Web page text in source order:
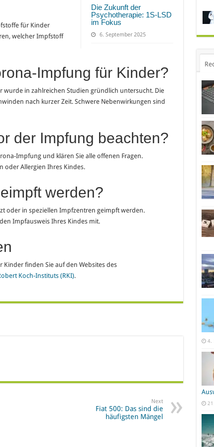
Die Zukunft der
Psychotherapie: 1S-LSD
im Fokus
6. September 2025
für Kinder
welcher Impfstoff
Impfung für Kinder?
in zahlreichen Studien gründlich untersucht. Die
nach kurzer Zeit. Schwere Nebenwirkungen sind
der Impfung beachten?
Impfung und klären Sie alle offenen Fragen.
oder Allergien Ihres Kindes.
werden?
oder in speziellen Impfzentren geimpft werden.
Impfausweis Ihres Kindes mit.
finden Sie auf den Websites des
Koch-Instituts (RKI).
Next
Fiat 500: Das sind die
häufigsten Mängel
4.